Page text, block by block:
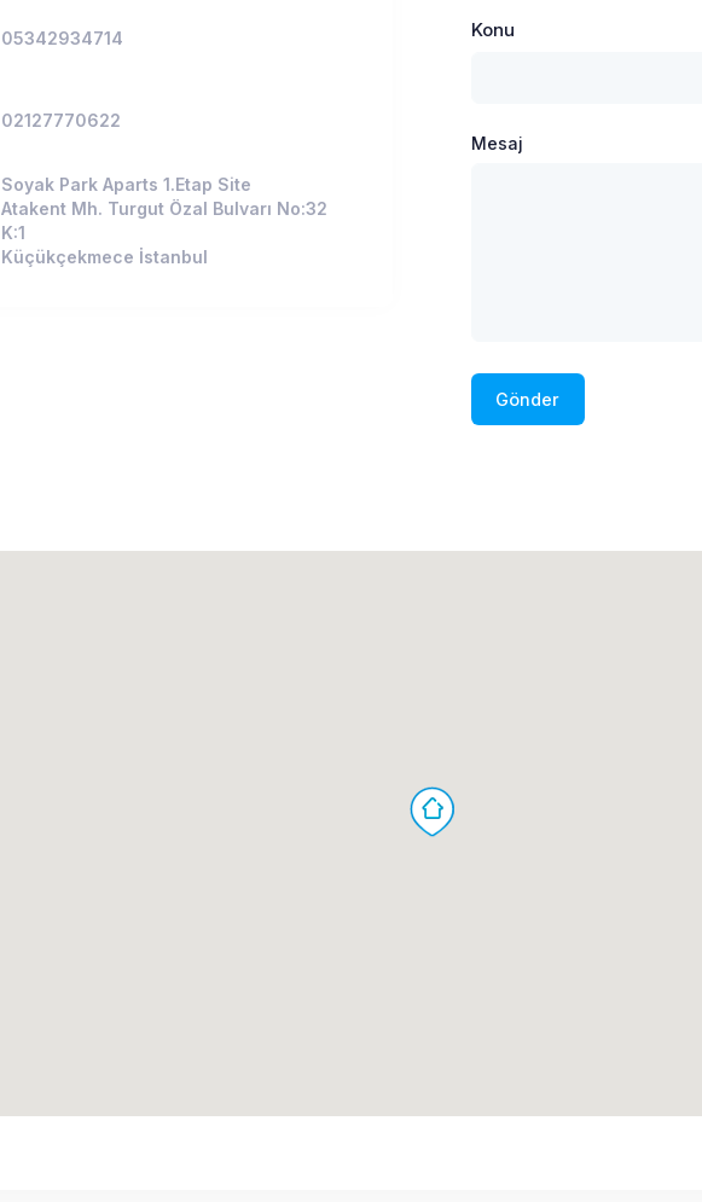
05342934714
02127770622
Soyak Park Aparts 1.Etap Site
Atakent Mh. Turgut Özal Bulvarı No:32
K:1
Küçükçekmece İstanbul
Konu
Mesaj
Gönder